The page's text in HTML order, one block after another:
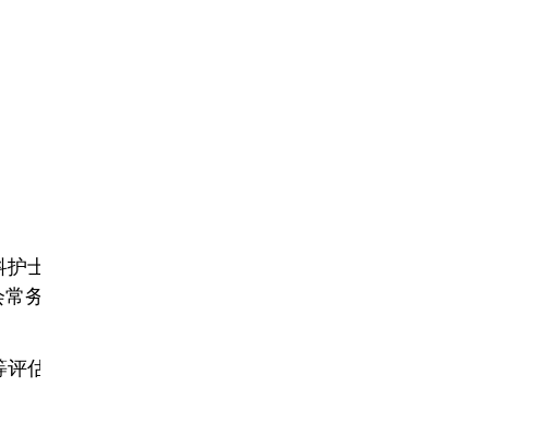
士长、全国康复护理专科护士、健康管理师、老年健康照护
务委员、重庆市卒中学会卒中康复护理专委会副主任委员、
估、康复治疗，球囊导管扩张术、体位引流、排痰技术、